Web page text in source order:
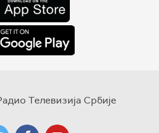
Телевизија Србије